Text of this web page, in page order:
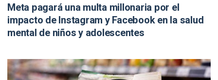
Meta pagará una multa millonaria por el
impacto de Instagram y Facebook en la salud
mental de niños y adolescentes